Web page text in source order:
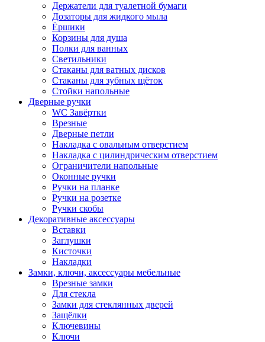
Держатели для туалетной бумаги
Дозаторы для жидкого мыла
Ёршики
Корзины для душа
Полки для ванных
Светильники
Стаканы для ватных дисков
Стаканы для зубных щёток
Стойки напольные
Дверные ручки
WC Завёртки
Врезные
Дверные петли
Накладка с овальным отверстием
Накладка с цилиндрическим отверстием
Ограничители напольные
Оконные ручки
Ручки на планке
Ручки на розетке
Ручки скобы
Декоративные аксессуары
Вставки
Заглушки
Кисточки
Накладки
Замки, ключи, аксессуары мебельные
Врезные замки
Для стекла
Замки для стеклянных дверей
Защёлки
Ключевины
Ключи